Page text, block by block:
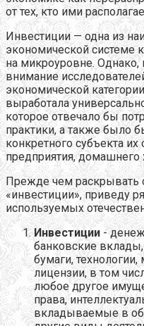
от тех, кто ими
Инвестиции — одна из
экономической системе
на микроуровне. Однако,
внимание
экономической
выработала
которое отвечало бы
практики, а также было
конкретного субъекта
предприятия, домашнего
Прежде чем раскрывать
«инвестиции», приведу
используемых
Инвестиции -
банковские
бумаги,
лицензии, в том
любое другое
права,
вкладываемые в